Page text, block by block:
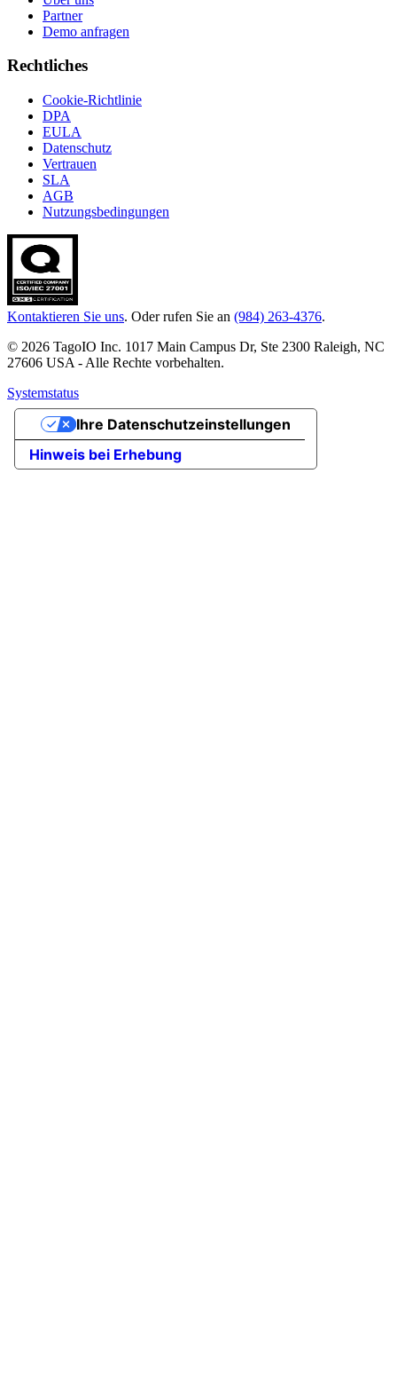
Partner
Demo anfragen
Rechtliches
Cookie-Richtlinie
DPA
EULA
Datenschutz
Vertrauen
SLA
AGB
Nutzungsbedingungen
Kontaktieren Sie uns. Oder rufen Sie an (984) 263-4376.
© 2026 TagoIO Inc. 1017 Main Campus Dr, Ste 2300 Raleigh, NC
27606 USA - Alle Rechte vorbehalten.
Systemstatus
Hinweis bei Erhebung
Ihre Datenschutzeinstellungen